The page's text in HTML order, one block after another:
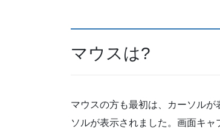
マウスは?
マウスの方も最初は、カーソル
ソルが表示されました。画面キ